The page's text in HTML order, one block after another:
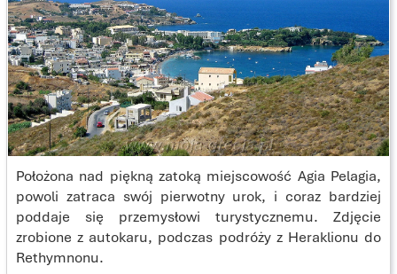
Położona nad piękną zatoką miejscowość Agia Pelagia,
powoli zatraca swój pierwotny urok, i coraz bardziej
poddaje się przemysłowi turystycznemu. Zdjęcie
zrobione z autokaru, podczas podróży z Heraklionu do
Rethymnonu.